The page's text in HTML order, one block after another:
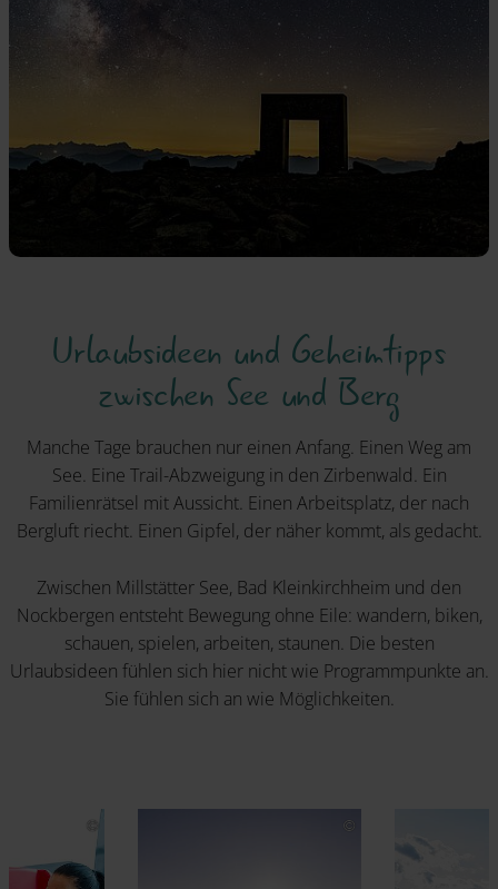
Urlaubsideen und Geheimtipps
zwischen See und Berg
Manche Tage brauchen nur einen Anfang. Einen Weg am
See. Eine Trail-Abzweigung in den Zirbenwald. Ein
Familienrätsel mit Aussicht. Einen Arbeitsplatz, der nach
Bergluft riecht. Einen Gipfel, der näher kommt, als gedacht.
Zwischen Millstätter See, Bad Kleinkirchheim und den
Nockbergen entsteht Bewegung ohne Eile: wandern, biken,
schauen, spielen, arbeiten, staunen. Die besten
Urlaubsideen fühlen sich hier nicht wie Programmpunkte an.
Sie fühlen sich an wie Möglichkeiten.